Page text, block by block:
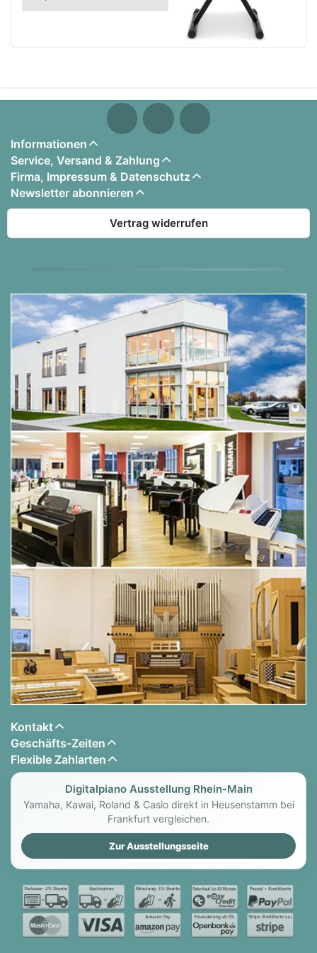
Informationen
Service, Versand & Zahlung
Firma, Impressum & Datenschutz
Newsletter abonnieren
Vertrag widerrufen
Kontakt
Geschäfts-Zeiten
Flexible Zahlarten
Digitalpiano Ausstellung Rhein-Main
Yamaha, Kawai, Roland & Casio direkt in Heusenstamm bei
Frankfurt vergleichen.
Zur Ausstellungsseite